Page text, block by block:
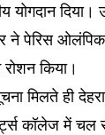
योगदान दिया।
ने पेरिस
किया।
मिलते ही
कॉलेज में चल